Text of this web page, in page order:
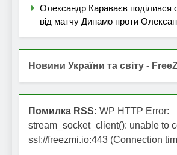
Олександр Караваєв поділився
від матчу Динамо проти
Новини України та світу -
Помилка RSS: WP HTTP Error:
stream_socket_client(): unable to
ssl://freezmi.io:443 (Connection